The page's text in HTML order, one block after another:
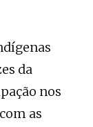
da
nos
as